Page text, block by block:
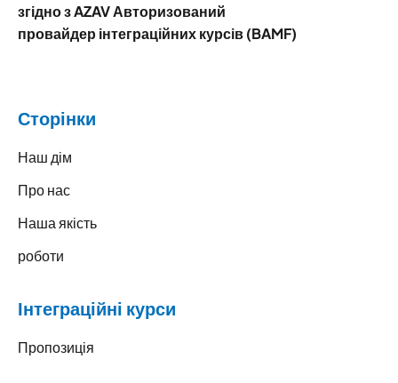
згідно з AZAV Авторизований
провайдер інтеграційних курсів (BAMF)
Сторінки
Наш дім
Про нас
Наша якість
роботи
Інтеграційні курси
Пропозиція